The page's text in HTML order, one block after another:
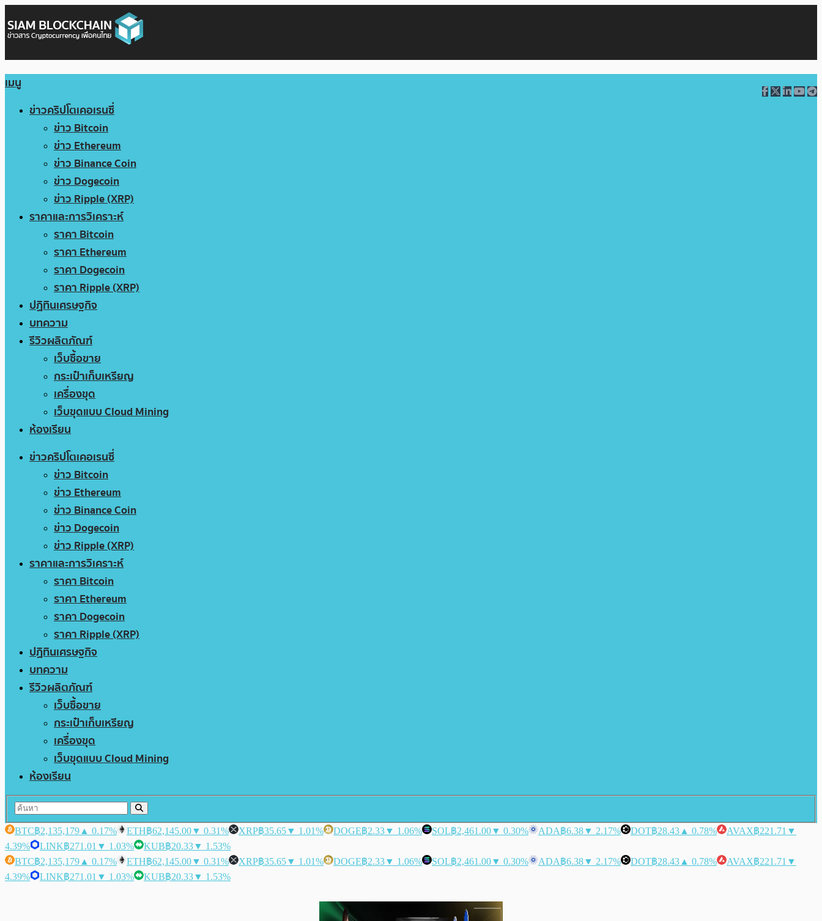
เมนู
ข่าวคริปโตเคอเรนซี่
ข่าว Bitcoin
ข่าว Ethereum
ข่าว Binance Coin
ข่าว Dogecoin
ข่าว Ripple (XRP)
ราคาและการวิเคราะห์
ราคา Bitcoin
ราคา Ethereum
ราคา Dogecoin
ราคา Ripple (XRP)
ปฏิทินเศรษฐกิจ
บทความ
รีวิวผลิตภัณฑ์
เว็บซื้อขาย
กระเป๋าเก็บเหรียญ
เครื่องขุด
เว็บขุดแบบ Cloud Mining
ห้องเรียน
ข่าวคริปโตเคอเรนซี่
ข่าว Bitcoin
ข่าว Ethereum
ข่าว Binance Coin
ข่าว Dogecoin
ข่าว Ripple (XRP)
ราคาและการวิเคราะห์
ราคา Bitcoin
ราคา Ethereum
ราคา Dogecoin
ราคา Ripple (XRP)
ปฏิทินเศรษฐกิจ
บทความ
รีวิวผลิตภัณฑ์
เว็บซื้อขาย
กระเป๋าเก็บเหรียญ
เครื่องขุด
เว็บขุดแบบ Cloud Mining
ห้องเรียน
BTC฿2,135,179 ▲ 0.17% ETH฿62,145.00▼ 0.31% XRP฿35.65▼ 1.01% DOGE฿2.33▼ 1.06% SOL฿2,461.00▼ 0.30% ADA฿6.38▼ 2.17% DOT฿28.43 ▲ 0.78% AVAX฿221.71 ▼
4.39%
LINK฿271.01 ▼ 1.03% KUB฿20.33▼ 1.53%
BTC฿2,135,179 ▲ 0.17% ETH฿62,145.00▼ 0.31% XRP฿35.65▼ 1.01% DOGE฿2.33▼ 1.06% SOL฿2,461.00▼ 0.30% ADA฿6.38▼ 2.17% DOT฿28.43 ▲ 0.78% AVAX฿221.71 ▼
4.39%
LINK฿271.01 ▼ 1.03% KUB฿20.33▼ 1.53%